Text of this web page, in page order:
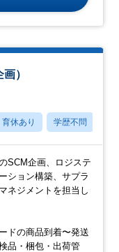
）
休あり 学歴不問
SCM企画、ロジステ
ション構築、サプラ
ネジメントを担当し
ドの商品到着〜発送
品・梱包・出荷管